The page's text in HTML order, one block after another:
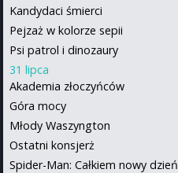
Kandydaci śmierci
Pejzaż w kolorze sepii
Psi patrol i dinozaury
31 lipca
Akademia złoczyńców
Góra mocy
Młody Waszyngton
Ostatni konsjerż
Spider-Man: Całkiem nowy dzień